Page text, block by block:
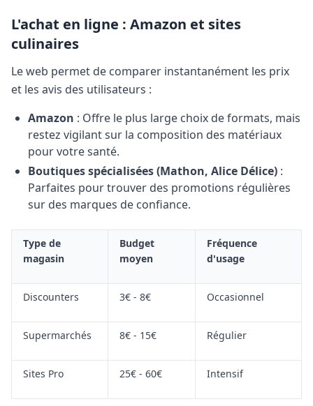
L'achat en ligne : Amazon et sites
culinaires
Le web permet de comparer instantanément les prix
et les avis des utilisateurs :
Amazon : Offre le plus large choix de formats, mais
restez vigilant sur la composition des matériaux
pour votre santé.
Boutiques spécialisées (Mathon, Alice Délice) :
Parfaites pour trouver des promotions régulières
sur des marques de confiance.
Type de
magasin
Budget
moyen
Fréquence
d'usage
Discounters 3€ - 8€ Occasionnel
Supermarchés 8€ - 15€ Régulier
Sites Pro 25€ - 60€ Intensif